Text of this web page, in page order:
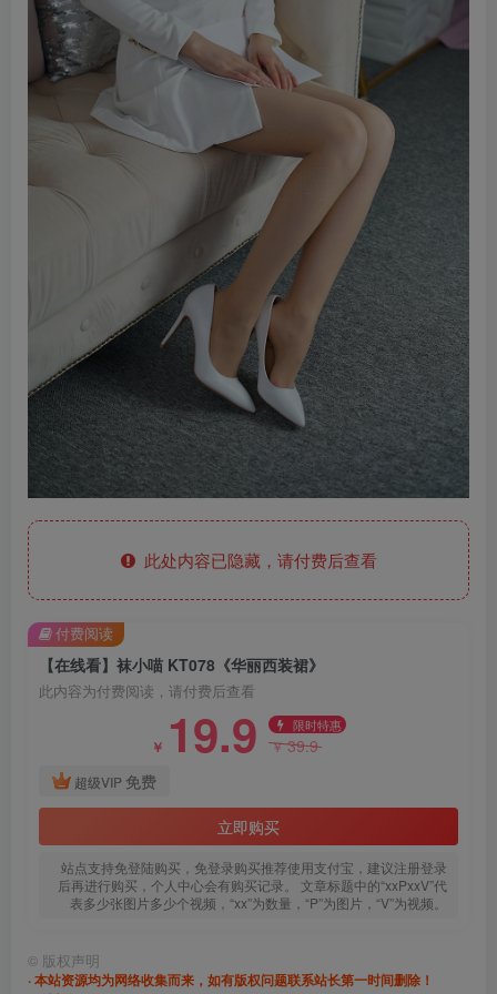
此处内容已隐藏，请付费后查看
【在线看】袜小喵 KT078《华丽西装裙》
此内容为付费阅读，请付费后查看
￥ 19.9 限时特惠
￥39.9
超级VIP 免费
立即购买
站点支持免登陆购买，免登录购买推荐使用支付宝，建议注册登录
后再进行购买，个人中心会有购买记录。 文章标题中的“xxPxxV”代
表多少张图片多少个视频，“xx”为数量，“P”为图片，“V”为视频。
付费阅读
© 版权声明
· 本站资源均为网络收集而来，如有版权问题联系站长第一时间删除！